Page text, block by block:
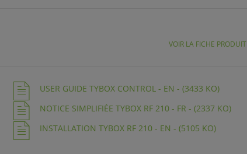
VOIR LA FICHE PRODUIT
USER GUIDE TYBOX CONTROL - EN - (3433 KO)
NOTICE SIMPLIFIÉE TYBOX RF 210 - FR - (2337 KO)
INSTALLATION TYBOX RF 210 - EN - (5105 KO)